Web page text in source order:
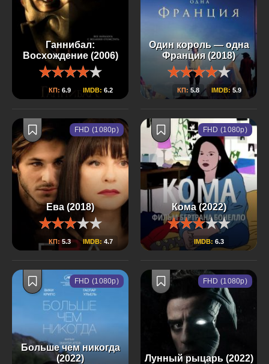
Ганнибал:
Восхождение (2006)
КП: 6.9 IMDB: 6.2
Один король — одна
Франция (2018)
КП: 5.8 IMDB: 5.9
Ева (2018)
КП:5.3 IMDB: 4.7
FHD (1080p)
Кома (2022)
IMDB: 6.3
FHD (1080p)
Больше чем никогда
(2022)
FHD (1080p)
Лунный рыцарь (2022)
FHD (1080p)